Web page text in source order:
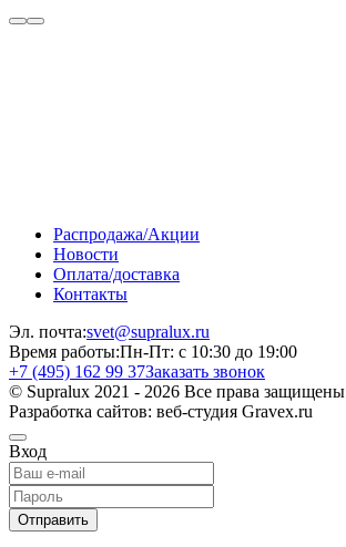
Распродажа/Акции
Новости
Оплата/доставка
Контакты
Эл. почта:svet@supralux.ru
Время работы:Пн-Пт: с 10:30 до 19:00
+7 (495) 162 99 37Заказать звонок
© Supralux 2021 - 2026 Все права защищены
Разработка сайтов: веб-студия Gravex.ru
Вход
Отправить